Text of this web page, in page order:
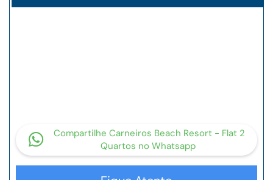
Compartilhe Carneiros Beach Resort - Flat 2
Quartos no Whatsapp